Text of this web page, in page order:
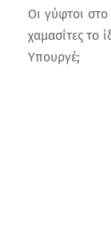
Οι γύφτοι
χαμασίτες το
Υπουργέ;